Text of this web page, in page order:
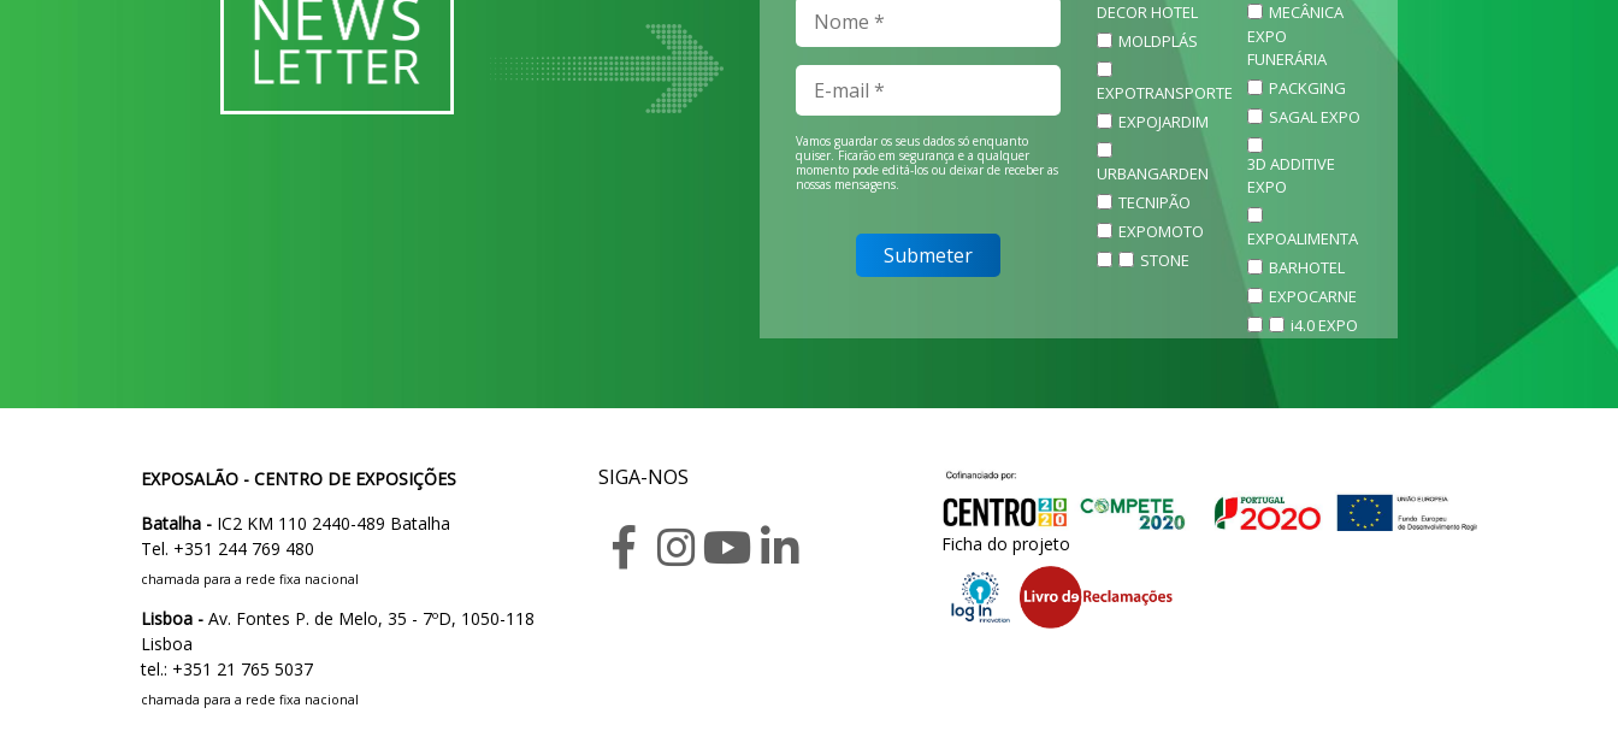
Vamos guardar os seus dados só enquanto
quiser. Ficarão em segurança e a qualquer
momento pode editá-los ou deixar de receber as
nossas mensagens.
DECOR HOTEL
MOLDPLÁS
EXPOTRANSPORTE
EXPOJARDIM
URBANGARDEN
TECNIPÃO
EXPOMOTO
STONE
MECÂNICA
EXPO
FUNERÁRIA
PACKGING
SAGAL EXPO
3D ADDITIVE
EXPO
EXPOALIMENTA
BARHOTEL
EXPOCARNE
i4.0 EXPO
EXPOSALÃO - CENTRO DE EXPOSIÇÕES
Batalha - IC2 KM 110 2440-489 Batalha
Tel. +351 244 769 480
chamada para a rede fixa nacional
Lisboa - Av. Fontes P. de Melo, 35 - 7ºD, 1050-118
Lisboa
tel.: +351 21 765 5037
chamada para a rede fixa nacional
SIGA-NOS
Ficha do projeto